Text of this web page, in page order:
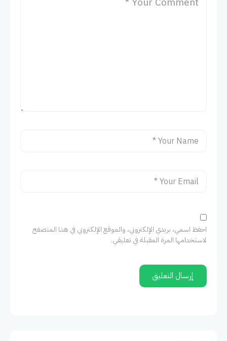
احفظ اسمي، بريدي الإلكتروني، والموقع الإلكتروني في هذا المتصفح
لاستخدامها المرة المقبلة في تعليقي.